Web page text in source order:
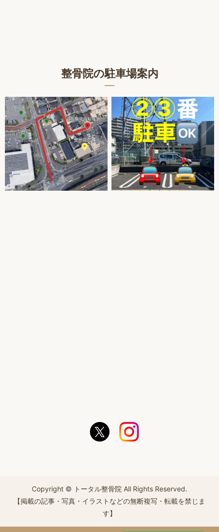
整骨院の駐車場案内
Copyright © トータル整骨院 All Rights Reserved.
【掲載の記事・写真・イラストなどの無断複写・転載を禁じま
す】